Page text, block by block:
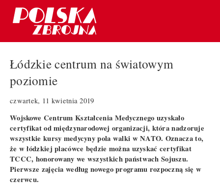
Łódzkie centrum na światowym
poziomie
czwartek, 11 kwietnia 2019
Wojskowe Centrum Kształcenia Medycznego uzyskało
certyfikat od międzynarodowej organizacji, która nadzoruje
wszystkie kursy medycyny pola walki w NATO. Oznacza to,
że w łódzkiej placówce będzie można uzyskać certyfikat
TCCC, honorowany we wszystkich państwach Sojuszu.
Pierwsze zajęcia według nowego programu rozpoczną się w
czerwcu.